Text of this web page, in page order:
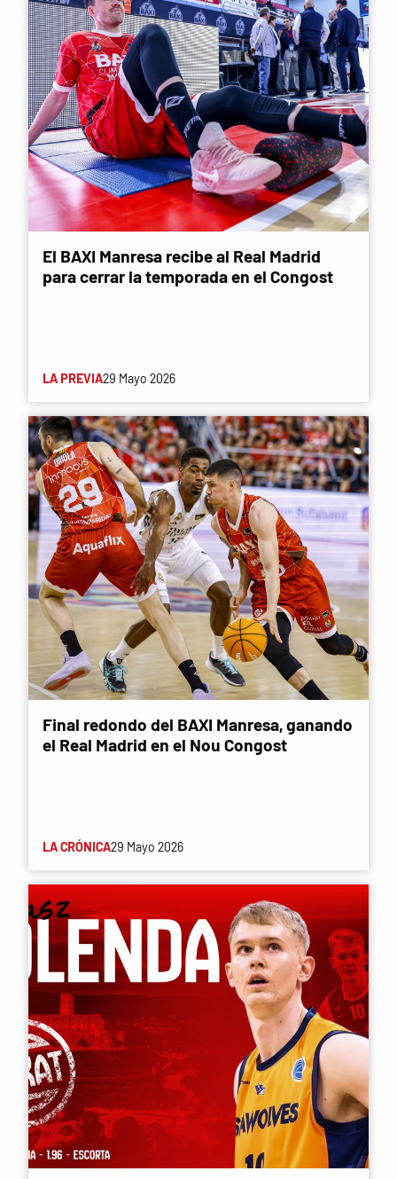
El BAXI Manresa recibe al Real Madrid
para cerrar la temporada en el Congost
LA PREVIA29 Mayo 2026
Final redondo del BAXI Manresa, ganando
el Real Madrid en el Nou Congost
LA CRÓNICA29 Mayo 2026